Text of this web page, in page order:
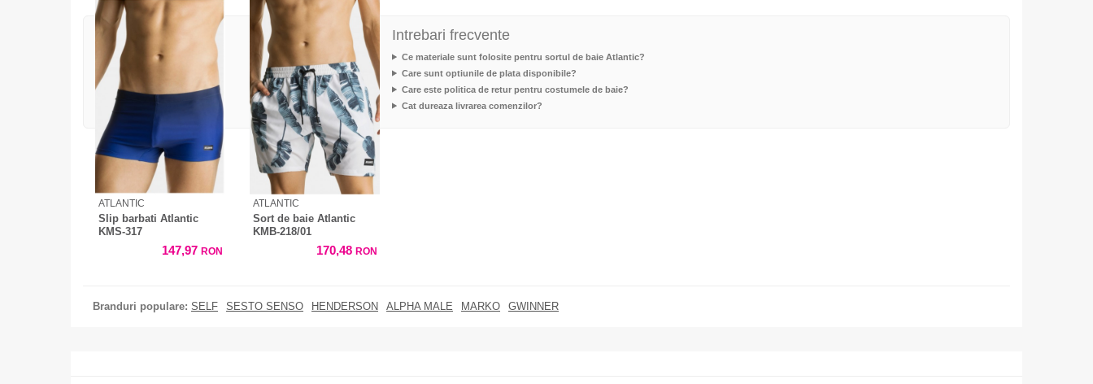
ATLANTIC
Slip barbati Atlantic
KMS-317
147,97 RON
ATLANTIC
Sort de baie Atlantic
KMB-218/01
170,48 RON
Branduri populare: SELF SESTO SENSO HENDERSON ALPHA MALE MARKO GWINNER
Intrebari frecvente
Ce materiale sunt folosite pentru sortul de baie Atlantic?
Care sunt optiunile de plata disponibile?
Care este politica de retur pentru costumele de baie?
Cat dureaza livrarea comenzilor?